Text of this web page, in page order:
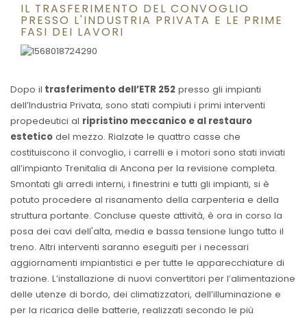
IL TRASFERIMENTO DEL CONVOGLIO
PRESSO L'INDUSTRIA PRIVATA E LE PRIME
FASI DEI LAVORI
Dopo il trasferimento dell’ETR 252 presso gli impianti
dell’Industria Privata, sono stati compiuti i primi interventi
propedeutici al ripristino meccanico e al restauro
estetico del mezzo. Rialzate le quattro casse che
costituiscono il convoglio, i carrelli e i motori sono stati inviati
all’impianto Trenitalia di Ancona per la revisione completa.
Smontati gli arredi interni, i finestrini e tutti gli impianti, si è
potuto procedere al risanamento della carpenteria e della
struttura portante. Concluse queste attività, è ora in corso la
posa dei cavi dell'alta, media e bassa tensione lungo tutto il
treno. Altri interventi saranno eseguiti per i necessari
aggiornamenti impiantistici e per tutte le apparecchiature di
trazione. L’installazione di nuovi convertitori per l’alimentazione
delle utenze di bordo, dei climatizzatori, dell’illuminazione e
per la ricarica delle batterie, realizzati secondo le più